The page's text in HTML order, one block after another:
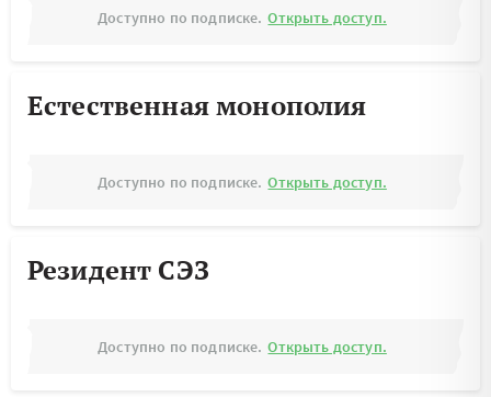
Доступно по подписке. Открыть доступ.
Естественная монополия
Доступно по подписке. Открыть доступ.
Резидент СЭЗ
Доступно по подписке. Открыть доступ.